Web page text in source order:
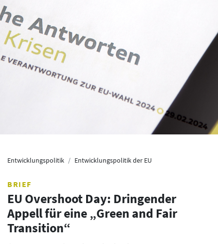
Entwicklungspolitik Entwicklungspolitik der EU
BRIEF
EU Overshoot Day: Dringender
Appell für eine „Green and Fair
Transition“